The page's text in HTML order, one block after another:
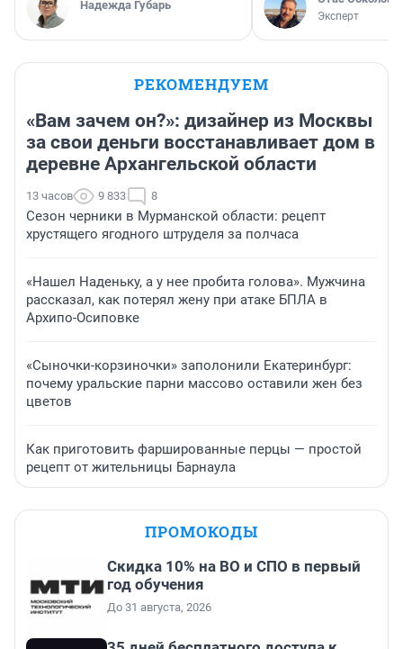
Надежда Губарь
Эксперт
РЕКОМЕНДУЕМ
«Вам зачем он?»: дизайнер из Москвы
за свои деньги восстанавливает дом в
деревне Архангельской области
13 часов 9 833 8
Сезон черники в Мурманской области: рецепт
хрустящего ягодного штруделя за полчаса
«Нашел Наденьку, а у нее пробита голова». Мужчина
рассказал, как потерял жену при атаке БПЛА в
Архипо-Осиповке
«Сыночки-корзиночки» заполонили Екатеринбург:
почему уральские парни массово оставили жен без
цветов
Как приготовить фаршированные перцы — простой
рецепт от жительницы Барнаула
ПРОМОКОДЫ
Скидка 10% на ВО и СПО в первый
год обучения
До 31 августа, 2026